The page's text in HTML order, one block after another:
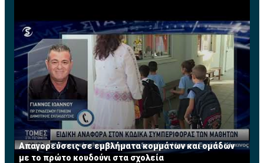
Απαγορεύσεις σε εμβλήματα κομμάτων και ομάδων
με το πρώτο κουδούνι στα σχολεία